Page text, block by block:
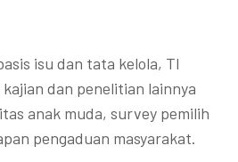
isu dan tata kelola, TI
dan penelitian lainnya
anak muda, survey pemilih
pengaduan masyarakat.